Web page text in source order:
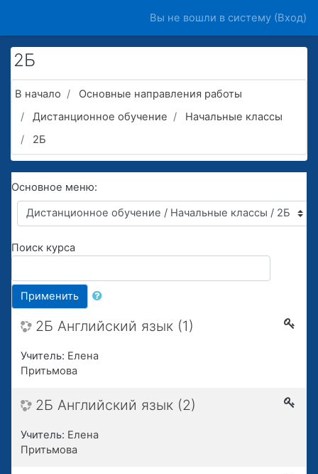
Вы не вошли в систему (Вход)
2Б
В начало
Основные направления работы
Дистанционное обучение
Начальные классы
2Б
Основное меню:
Поиск курса
Применить
2Б Английский язык (1)
Учитель: Елена
Притьмова
2Б Английский язык (2)
Учитель: Елена
Притьмова